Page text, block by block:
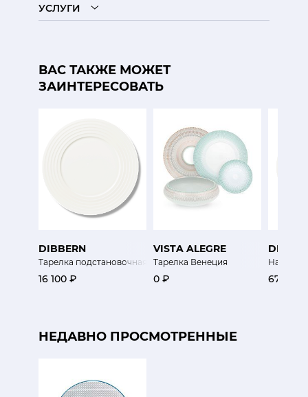
УСЛУГИ
ВАС ТАКЖЕ МОЖЕТ
ЗАИНТЕРЕСОВАТЬ
DIBBERN
Тарелка подстановочная Рельеф
16 100 ₽
VISTA ALEGRE
Тарелка Венеция
0 ₽
Набор
67 300
НЕДАВНО ПРОСМОТРЕННЫЕ